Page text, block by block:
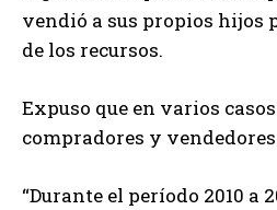
vendió a sus propios hijos
de los recursos.
Expuso que en varios
compradores y
“Durante el período 2010 a